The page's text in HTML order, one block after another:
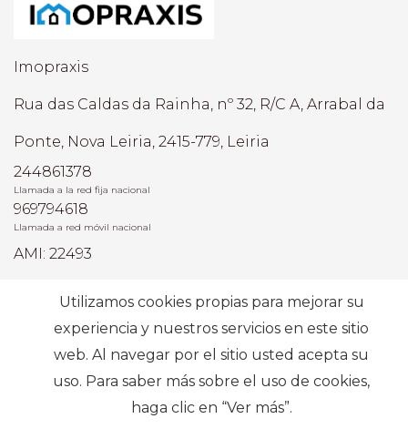
Imopraxis
Rua das Caldas da Rainha, nº 32, R/C A, Arrabal da
Ponte, Nova Leiria, 2415-779, Leiria
244861378
Llamada a la red fija nacional
969794618
Llamada a red móvil nacional
AMI: 22493
Búsquedas más frecuentes
Suscribir
Utilizamos cookies propias para mejorar su
experiencia y nuestros servicios en este sitio
web. Al navegar por el sitio usted acepta su
uso. Para saber más sobre el uso de cookies,
haga clic en “Ver más”.